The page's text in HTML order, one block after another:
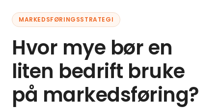
MARKEDSFØRINGSSTRATEGI
Hvor mye bør en
liten bedrift bruke
på markedsføring?